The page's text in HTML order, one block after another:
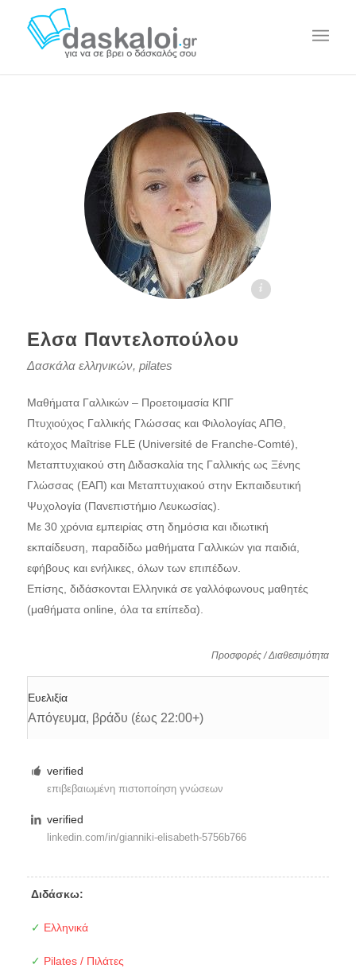
Ελισσάβετ Γιαννίκη Παντελοπούλου daskaloi.gr
Ελσα Παντελοπούλου
Δασκάλα ελληνικών, pilates
Μαθήματα Γαλλικών – Προετοιμασία ΚΠΓ
Πτυχιούχος Γαλλικής Γλώσσας και Φιλολογίας ΑΠΘ,
κάτοχος Maîtrise FLE (Université de Franche-Comté),
Μεταπτυχιακού στη Διδασκαλία της Γαλλικής ως Ξένης
Γλώσσας (ΕΑΠ) και Μεταπτυχιακού στην Εκπαιδευτική
Ψυχολογία (Πανεπιστήμιο Λευκωσίας).
Με 30 χρόνια εμπειρίας στη δημόσια και ιδιωτική
εκπαίδευση, παραδίδω μαθήματα Γαλλικών για παιδιά,
εφήβους και ενήλικες, όλων των επιπέδων.
Επίσης, διδάσκονται Ελληνικά σε γαλλόφωνους μαθητές
(μαθήματα online, όλα τα επίπεδα).
Προσφορές / Διαθεσιμότητα
Ευελιξία
Απόγευμα, βράδυ (έως 22:00+)
verified
επιβεβαιωμένη πιστοποίηση γνώσεων
verified
linkedin.com/in/gianniki-elisabeth-5756b766
Διδάσκω:
✓ Ελληνικά
✓ Pilates / Πιλάτες